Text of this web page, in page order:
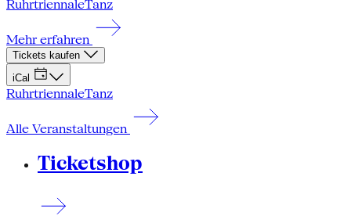
RuhrtriennaleTanz
Mehr erfahren
Tickets kaufen
iCal
RuhrtriennaleTanz
Alle Veranstaltungen
Ticketshop